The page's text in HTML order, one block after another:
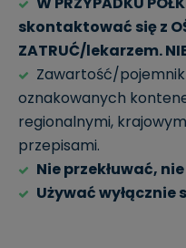
skontaktować się z
ZATRUĆ/lekarzem.
Zawartość/
oznakowanych
regionalnymi,
przepisami.
Nie przekłuwać,
Używać